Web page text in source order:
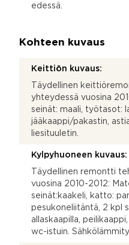
edessä.
Kohteen kuvaus
Keittiön kuvaus:
Täydellinen
yhteydessä vuosina
seinät: maali, työtasot:
jääkaappi/pakastin,
liesituuletin.
Kylpyhuoneen kuvaus:
Täydellinen remontti
vuosina 2010-2012:
seinät:kaakeli, katto:
pesukoneliitäntä, 2 kpl
allaskaapilla,
wc-istuin.